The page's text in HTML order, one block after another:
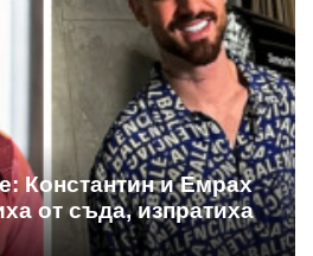
Константин и Емрах
от съда, изпратиха